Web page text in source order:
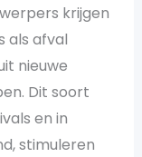
krijgen
als afval
nieuwe
Dit soort
en in
stimuleren